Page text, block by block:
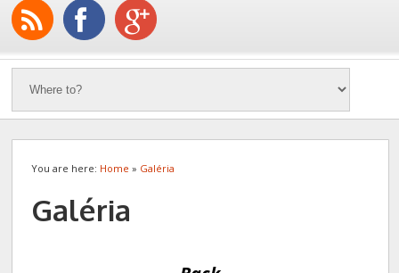
You are here: Home » Galéria
Galéria